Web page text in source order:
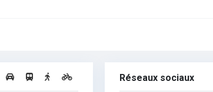
Réseaux sociaux